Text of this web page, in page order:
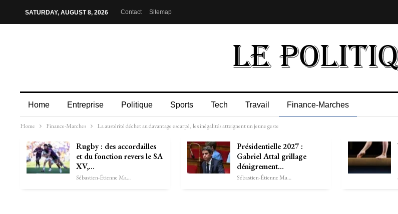
SATURDAY, AUGUST 8, 2026 Contact Sitemap
Home Entreprise Politique Sports Tech Travail Finance-Marches
Home Finance-Marches La austérité déchet au davantage escarpé, les inégalités atteignent un jeune geste
Rugby : des accordailles
et du fonction revers le SA
XV,…
Sébastien-Étienne Marechal
Présidentielle 2027 :
Gabriel Attal grillage
dénigrement…
Sébastien-Étienne Marechal